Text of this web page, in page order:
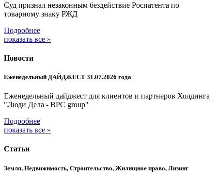
Суд признал незаконным бездействие Роспатента по
товарному знаку РЖД
Подробнее
показать все »
Новости
Еженедельный ДАЙДЖЕСТ 31.07.2026 года
Еженедельный дайджест для клиентов и партнеров Холдинга
"Люди Дела - BPC group"
Подробнее
показать все »
Статьи
Земля, Недвижимость, Строительство, Жилищное право, Лизинг